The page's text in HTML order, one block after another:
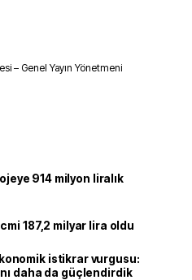
– Genel Yayın Yönetmeni
914 milyon liralık
187,2 milyar lira oldu
istikrar vurgusu:
daha da güçlendirdik